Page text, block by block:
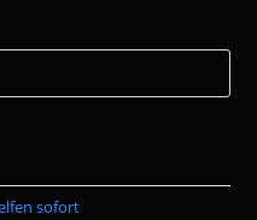
the
sofort